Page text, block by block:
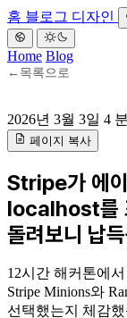
홈 블로그 디자인
Home Blog
← 목록으로
2026년 3월 3일 4
페이지 복사
Stripe가 에
localhost를
돌려보니 납
12시간 해커톤에
Stripe Minions와
선택했는지 체감